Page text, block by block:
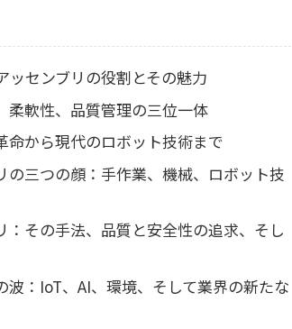
センブリの役割とその魅力
柔軟性、品質管理の三位一体
命から現代のロボット技術まで
の三つの顔：手作業、機械、ロボット技
：その手法、品質と安全性の追求、そし
：IoT、AI、環境、そして業界の新たな